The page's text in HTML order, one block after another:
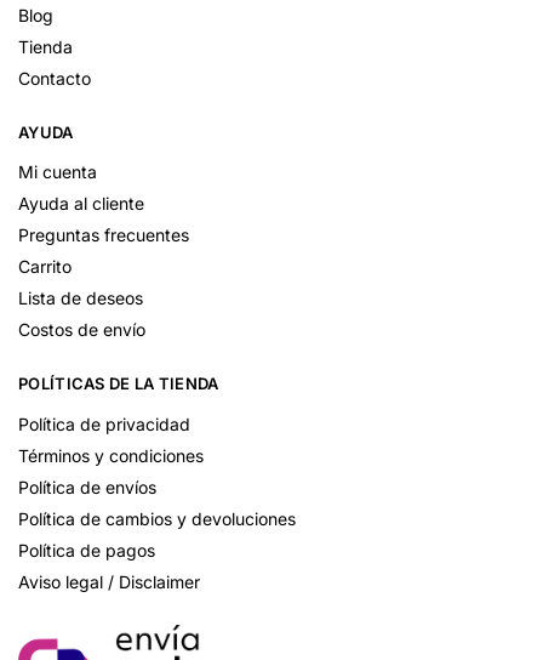
Blog
Tienda
Contacto
AYUDA
Mi cuenta
Ayuda al cliente
Preguntas frecuentes
Carrito
Lista de deseos
Costos de envío
POLÍTICAS DE LA TIENDA
Política de privacidad
Términos y condiciones
Política de envíos
Política de cambios y devoluciones
Política de pagos
Aviso legal / Disclaimer